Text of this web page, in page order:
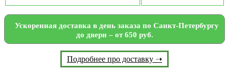
Ускоренная доставка в день заказа по Санкт-Петербургу
до двери – от 650 руб.
Подробнее про доставку ➝